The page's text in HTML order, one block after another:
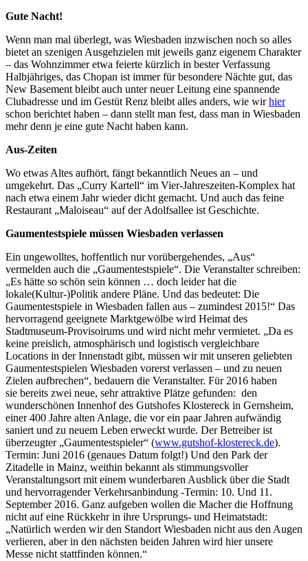
Gute Nacht!
Wenn man mal überlegt, was Wiesbaden inzwischen noch so alles
bietet an szenigen Ausgehzielen mit jeweils ganz eigenem Charakter
– das Wohnzimmer etwa feierte kürzlich in bester Verfassung
Halbjähriges, das Chopan ist immer für besondere Nächte gut, das
New Basement bleibt auch unter neuer Leitung eine spannende
Clubadresse und im Gestüt Renz bleibt alles anders, wie wirhier
schon berichtet haben – dann stellt man fest, dass man in Wiesbaden
mehr denn je eine gute Nacht haben kann.
Aus-Zeiten
Wo etwas Altes aufhört, fängt bekanntlich Neues an – und
umgekehrt. Das „Curry Kartell“ im Vier-Jahreszeiten-Komplex hat
nach etwa einem Jahr wieder dicht gemacht. Und auch das feine
Restaurant „Maloiseau“ auf der Adolfsallee ist Geschichte.
Gaumentestspiele müssen Wiesbaden verlassen
Ein ungewolltes, hoffentlich nur vorübergehendes, „Aus“
vermelden auch die „Gaumentestspiele“. Die Veranstalter schreiben:
„Es hätte so schön sein können … doch leider hat die
lokale(Kultur-)Politik andere Pläne. Und das bedeutet: Die
Gaumentestspiele in Wiesbaden fallen aus – zumindest 2015!“ Das
hervorragend geeignete Marktgewölbe wird Heimat des
Stadtmuseum-Provisoirums und wird nicht mehr vermietet. „Da es
keine preislich, atmosphärisch und logistisch vergleichbare
Locations in der Innenstadt gibt, müssen wir mit unseren geliebten
Gaumentestspielen Wiesbaden vorerst verlassen – und zu neuen
Zielen aufbrechen“, bedauern die Veranstalter. Für 2016 haben
sie bereits zwei neue, sehr attraktive Plätze gefunden: den
wunderschönen Innenhof des Gutshofes Klostereck in Gernsheim,
einer 400 Jahre alten Anlage, die vor ein paar Jahren aufwändig
saniert und zu neuem Leben erweckt wurde. Der Betreiber ist
überzeugter „Gaumentestspieler“ (www.gutshof-klostereck.de).
Termin: Juni 2016 (genaues Datum folgt!) Und den Park der
Zitadelle in Mainz, weithin bekannt als stimmungsvoller
Veranstaltungsort mit einem wunderbaren Ausblick über die Stadt
und hervorragender Verkehrsanbindung -Termin: 10. Und 11.
September 2016. Ganz aufgeben wollen die Macher die Hoffnung
nicht auf eine Rückkehr in ihre Ursprungs- und Heimatstadt:
„Natürlich werden wir den Standort Wiesbaden nicht aus den Augen
verlieren, aber in den nächsten beiden Jahren wird hier unsere
Messe nicht stattfinden können.“